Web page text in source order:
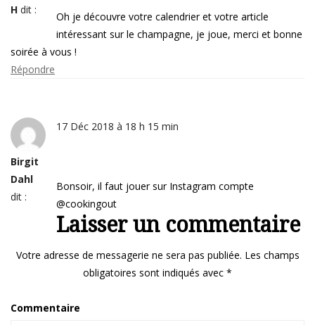
H dit :
Oh je découvre votre calendrier et votre article
intéressant sur le champagne, je joue, merci et bonne
soirée à vous !
Répondre
Birgit
Dahl
dit :
17 Déc 2018 à 18 h 15 min
Bonsoir, il faut jouer sur Instagram compte
@cookingout
Laisser un commentaire
Votre adresse de messagerie ne sera pas publiée. Les champs
obligatoires sont indiqués avec *
Commentaire